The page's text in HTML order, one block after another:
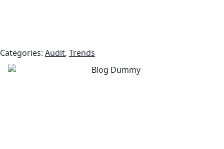
Categories: Audit, Trends